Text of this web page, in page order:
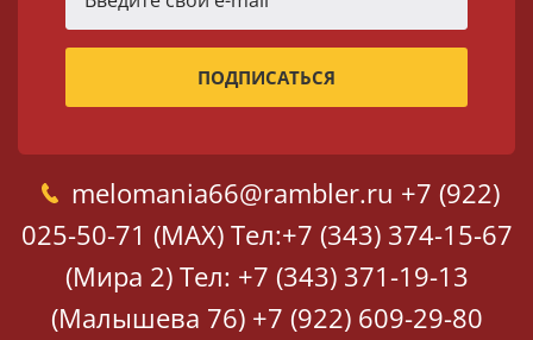
melomania66@rambler.ru +7 (922)
025-50-71 (MAX) Тел:+7 (343) 374-15-67
(Мира 2) Тел: +7 (343) 371-19-13
(Малышева 76) +7 (922) 609-29-80